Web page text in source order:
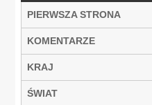
PIERWSZA STRONA
KOMENTARZE
KRAJ
ŚWIAT